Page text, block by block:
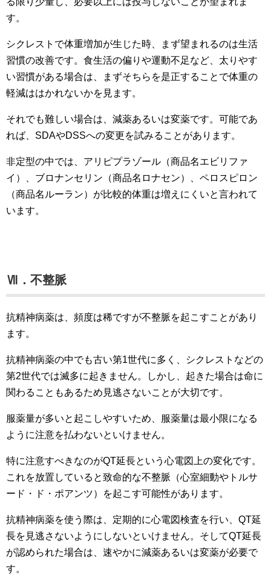
す。
シクレストで体重増加が生じた時、まず望まれるのは生活
習慣の改善です。食生活の偏りや運動不足など、太りやす
い習慣がある場合は、まずそちらを是正することで体重の
軽減ははかれないかを見ます。
それでも難しい場合は、減薬あるいは変薬です。可能であ
れば、SDAやDSSへの変更を試みることがあります。
非定型の中では、アリピプラゾール（商品名エビリファ
イ）、ブロナンセリン（商品名ロナセン）、ペロスピロン
（商品名ルーラン）が比較的体重は増えにくいと言われて
います。
Ⅶ．不整脈
抗精神病薬は、頻度は稀ですが不整脈を起こすことがあり
ます。
抗精神病薬の中でも古い第1世代に多く、シクレストなどの
第2世代では滅多に起きません。しかし、起きた場合は命に
関わることもあるため見逃さないことが大切です。
服薬量が多いと起こしやすいため、服薬量は最小限になる
ように注意を払わないといけません。
特に注意すべきなのがQT延長という心電図上の変化です。
これを放置していると致命的な不整脈（心室細動やトルサ
ード・ド・ポアンツ）を起こす可能性があります。
抗精神病薬を使う際は、定期的に心電図検査を行い、QT延
長を見逃さないようにしないといけません。そしてQT延長
が認められた場合は、速やかに減薬あるいは変薬が必要で
す。